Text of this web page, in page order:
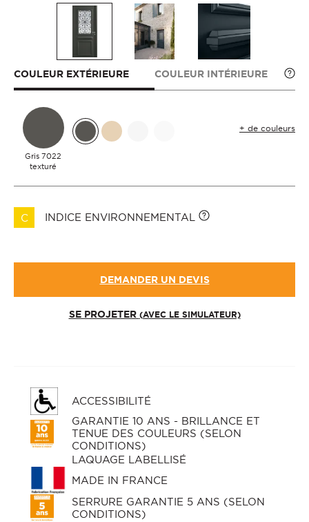
COULEUR EXTÉRIEURE COULEUR INTÉRIEURE
Gris 7022
texturé
+ de couleurs
C INDICE ENVIRONNEMENTAL
DEMANDER UN DEVIS
SE PROJETER (AVEC LE SIMULATEUR)
ACCESSIBILITÉ
GARANTIE 10 ANS - BRILLANCE ET
TENUE DES COULEURS (SELON
CONDITIONS)
LAQUAGE LABELLISÉ
MADE IN FRANCE
SERRURE GARANTIE 5 ANS (SELON
CONDITIONS)